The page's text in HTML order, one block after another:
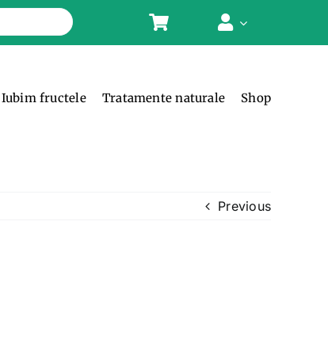
Iubim fructele Tratamente naturale Shop
Previous